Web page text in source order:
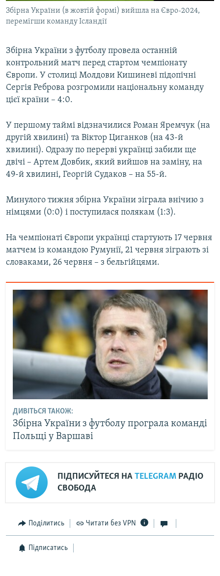
КРИМ РЕАЛІЇ
РУС
КТАТ
ДОЛУЧАЙСЯ!
Усі сайти RFE/RL
Збірна України (в жовтій формі) вийшла на Євро-2024,
перемігши команду Ісландії
Збірна України з футболу провела останній
контрольний матч перед стартом чемпіонату
Європи. У столиці Молдови Кишиневі підопічні
Сергія Реброва розгромили національну команду
цієї країни – 4:0.
У першому таймі відзначилися Роман Яремчук (на
другій хвилині) та Віктор Циганков (на 43-й
хвилині). Одразу по перерві українці забили ще
двічі – Артем Довбик, який вийшов на заміну, на
49-й хвилині, Георгій Судаков – на 55-й.
Минулого тижня збірна України зіграла внічию з
німцями (0:0) і поступилася полякам (1:3).
На чемпіонаті Європи українці стартують 17 червня
матчем із командою Румунії, 21 червня зіграють зі
словаками, 26 червня – з бельгійцями.
ДИВІТЬСЯ ТАКОЖ:
Збірна України з футболу програла команді
Польщі у Варшаві
ПІДПИСУЙТЕСЯ НА TELEGRAM РАДІО
СВОБОДА
Поділитись Читати без VPN
Підписатись